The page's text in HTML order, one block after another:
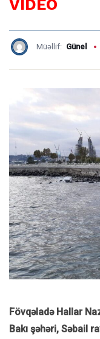
VİDEO
Müəllif: Günel
Fövqəladə Hallar
Bakı şəhəri, Səbail